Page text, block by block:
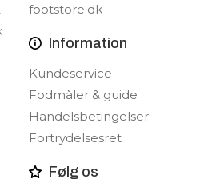
footstore.dk
Information
Kundeservice
Fodmåler & guide
Handelsbetingelser
Fortrydelsesret
Følg os